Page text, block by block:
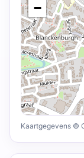
−
Kaartgegevens ©